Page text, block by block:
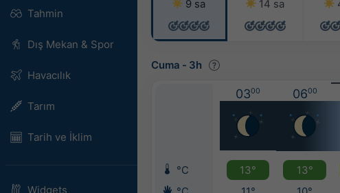
Tahmin
Dış Mekan & Spor
Havacılık
Tarım
Tarih ve İklim
Widgets
9 sa
14 sa
Cuma - 3h
0300 0600
°C 13° 13°